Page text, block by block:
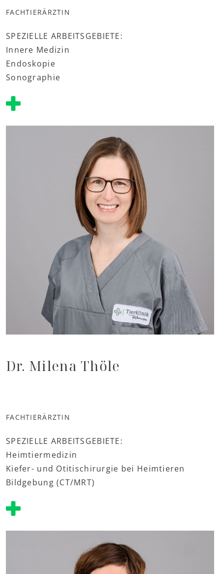
FACHTIERÄRZTIN
SPEZIELLE ARBEITSGEBIETE:
Innere Medizin
Endoskopie
Sonographie
Dr. Milena Thöle
FACHTIERÄRZTIN
SPEZIELLE ARBEITSGEBIETE:
Heimtiermedizin
Kiefer- und Otitischirurgie bei Heimtieren
Bildgebung (CT/MRT)